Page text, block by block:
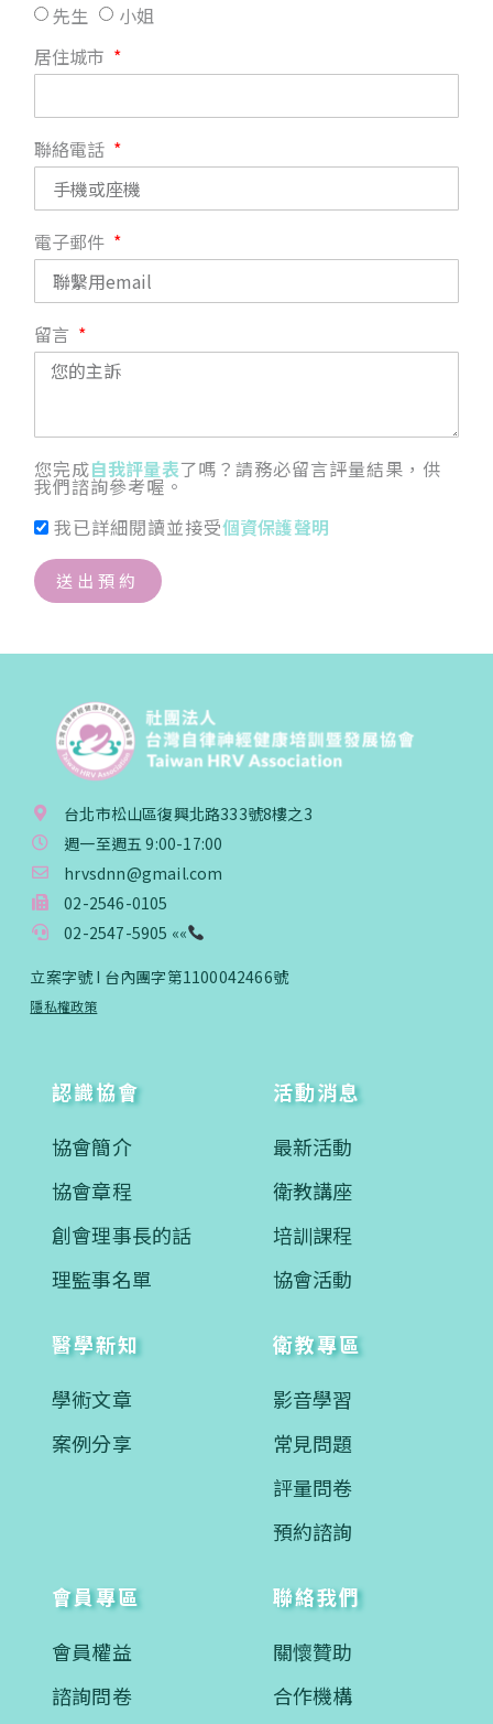
先生
小姐
居住城市
聯絡電話
電子郵件
留言
您完成自我評量表了嗎？請務必留言評量結果，供
我們諮詢參考喔。
我已詳細閱讀並接受個資保護聲明
送出預約
台北市松山區復興北路333號8樓之3
週一至週五 9:00-17:00
hrvsdnn@gmail.com
02-2546-0105
02-2547-5905 ««
立案字號 I 台內團字第1100042466號
隱私權政策
認識協會
協會簡介
協會章程
創會理事長的話
理監事名單
活動消息
最新活動
衛教講座
培訓課程
協會活動
醫學新知
學術文章
案例分享
衛教專區
影音學習
常見問題
評量問卷
預約諮詢
會員專區
會員權益
諮詢問卷
聯絡我們
關懷贊助
合作機構